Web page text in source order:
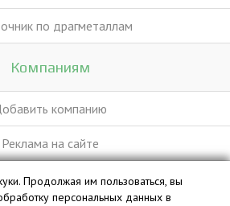
по драгметаллам
Компаниям
компанию
Реклама на сайте
является интеллектуальной
Продолжая им пользоваться, вы
персональных данных в